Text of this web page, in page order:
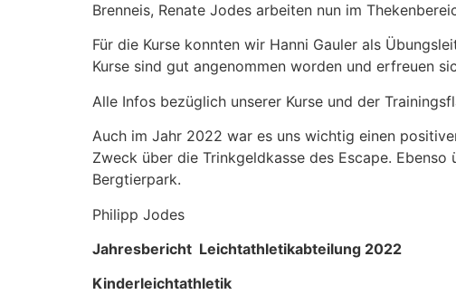
Brenneis, Renate Jodes arbeiten nun im
Für die Kurse konnten wir Hanni Gauler als
Kurse sind gut angenommen worden und erfreuen
Alle Infos bezüglich unserer Kurse und der
Auch im Jahr 2022 war es uns wichtig einen
Zweck über die Trinkgeldkasse des Escape.
Bergtierpark.
Philipp Jodes
Jahresbericht Leichtathletikabteilung 2022
Kinderleichtathletik